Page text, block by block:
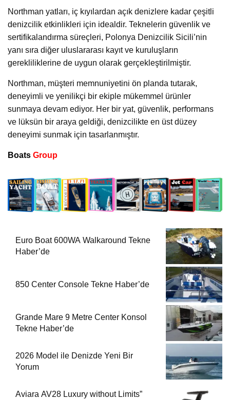
Northman yatları, iç kıyılardan açık denizlere kadar çeşitli
denizcilik etkinlikleri için idealdir. Teknelerin güvenlik ve
sertifikalandırma süreçleri, Polonya Denizcilik Sicili’nin
yanı sıra diğer uluslararası kayıt ve kuruluşların
gerekliliklerine de uygun olarak gerçekleştirilmiştir.
Northman, müşteri memnuniyetini ön planda tutarak,
deneyimli ve yenilikçi bir ekiple mükemmel ürünler
sunmaya devam ediyor. Her bir yat, güvenlik, performans
ve lüksün bir araya geldiği, denizcilikte en üst düzey
deneyimi sunmak için tasarlanmıştır.
Boats Group
Euro Boat 600WA Walkaround Tekne
Haber’de
850 Center Console Tekne Haber’de
Grande Mare 9 Metre Center Konsol
Tekne Haber’de
2026 Model ile Denizde Yeni Bir
Yorum
Aviara AV28 Luxury without Limits”